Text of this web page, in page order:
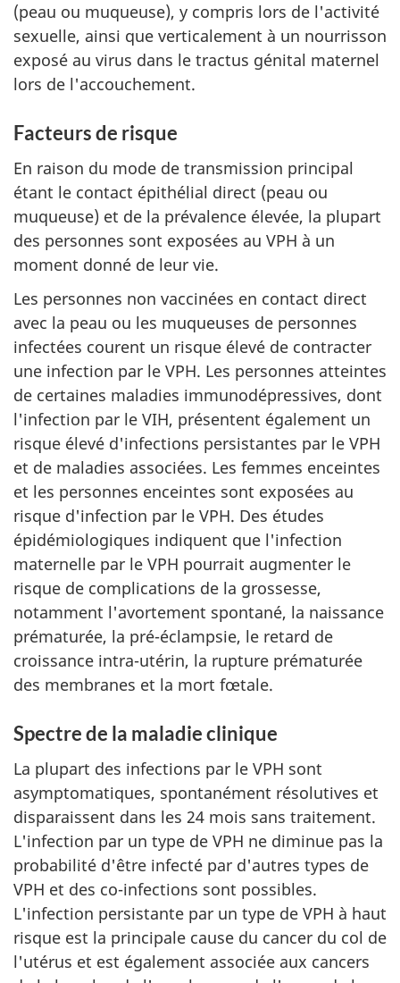
(peau ou muqueuse), y compris lors de l'activité
sexuelle, ainsi que verticalement à un nourrisson
exposé au virus dans le tractus génital maternel
lors de l'accouchement.
Facteurs de risque
En raison du mode de transmission principal
étant le contact épithélial direct (peau ou
muqueuse) et de la prévalence élevée, la plupart
des personnes sont exposées au VPH à un
moment donné de leur vie.
Les personnes non vaccinées en contact direct
avec la peau ou les muqueuses de personnes
infectées courent un risque élevé de contracter
une infection par le VPH. Les personnes atteintes
de certaines maladies immunodépressives, dont
l'infection par le VIH, présentent également un
risque élevé d'infections persistantes par le VPH
et de maladies associées. Les femmes enceintes
et les personnes enceintes sont exposées au
risque d'infection par le VPH. Des études
épidémiologiques indiquent que l'infection
maternelle par le VPH pourrait augmenter le
risque de complications de la grossesse,
notamment l'avortement spontané, la naissance
prématurée, la pré-éclampsie, le retard de
croissance intra-utérin, la rupture prématurée
des membranes et la mort fœtale.
Spectre de la maladie clinique
La plupart des infections par le VPH sont
asymptomatiques, spontanément résolutives et
disparaissent dans les 24 mois sans traitement.
L'infection par un type de VPH ne diminue pas la
probabilité d'être infecté par d'autres types de
VPH et des co-infections sont possibles.
L'infection persistante par un type de VPH à haut
risque est la principale cause du cancer du col de
l'utérus et est également associée aux cancers